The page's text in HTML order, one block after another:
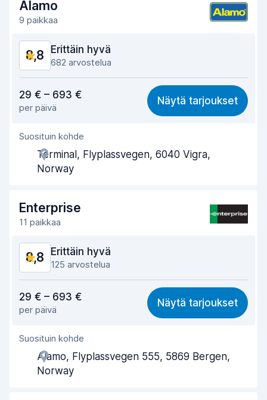
Alamo
9 paikkaa
8,8 Erittäin hyvä
682 arvostelua
8,4
Löytämisen helppous 8,9
Toimihenkilön avuliaisuus
Noutonopeus
Auton siisteys 9,0
Auton kunto
29 € – 693 €
per päivä
Näytä tarjoukset
Suosituin kohde
Terminal, Flyplassvegen, 6040 Vigra,
Norway
Enterprise
11 paikkaa
8,8 Erittäin hyvä
125 arvostelua
8,5
Löytämisen helppous 8,7
Toimihenkilön avuliaisuus
Noutonopeus
29 € – 693 €
per päivä
Näytä tarjoukset
Suosituin kohde
Alamo, Flyplassvegen 555, 5869 Bergen,
Norway